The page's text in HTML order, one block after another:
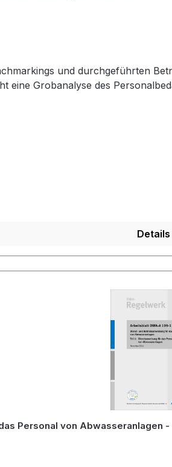
und durchgeführten
eine Grobanalyse des
Details
Personal von